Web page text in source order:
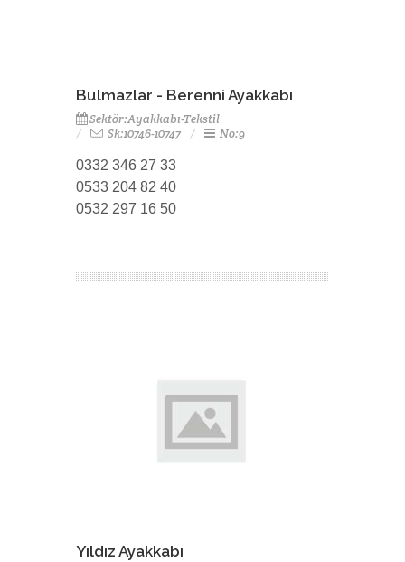
Bulmazlar - Berenni Ayakkabı
Sektör:Ayakkabı-Tekstil
Sk:10746-10747
No:9
0332 346 27 33
0533 204 82 40
0532 297 16 50
Yıldız Ayakkabı